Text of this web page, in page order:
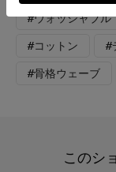
#ウォッシャブル
#コットン #
#骨格ウェーブ
このシ